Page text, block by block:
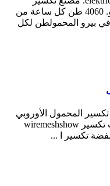
التانتاليت. مصنع معالجة الذهب في بيرو. 4060 طن كل ساعة من
بيرو المحمولطن لكل
المحمول الأوروبي
تكسير حجر المنغنيز في بلغاريا الغرانيت تكسير wiremeshshow
تكسير ا ...